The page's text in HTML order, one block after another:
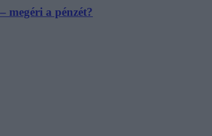
megéri a pénzét?